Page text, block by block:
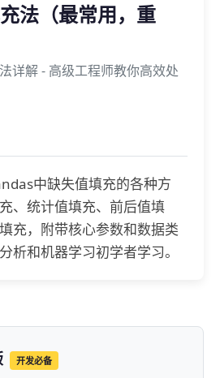
法（最常用，重
详解 - 高级工程师教你高效处
中缺失值填充的各种方
、统计值填充、前后值填
充，附带核心参数和数据类
析和机器学习初学者学习。
开发必备